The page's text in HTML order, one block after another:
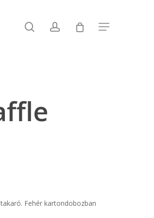
searchaccount Menu
Fehér kartondobozban